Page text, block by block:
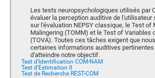
Les tests neuropsychologiques utilisés par
évaluer la perception auditive de l'utilisateur
sur l'évaluation NEPSY classique, le Test of
Malingering (TOMM) et le Test of Variables
(TOVA). Toutes ces tâches exigent que
certaines informations auditives pertinentes
d'atteindre notre objectif.
Test d'Identification COM-NAM
Test d'Estimation II
Test de Recherche REST-COM